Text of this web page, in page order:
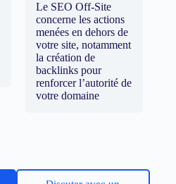
Le SEO Off-Site
concerne les actions
menées en dehors de
votre site, notamment
la création de
backlinks pour
renforcer l’autorité de
votre domaine